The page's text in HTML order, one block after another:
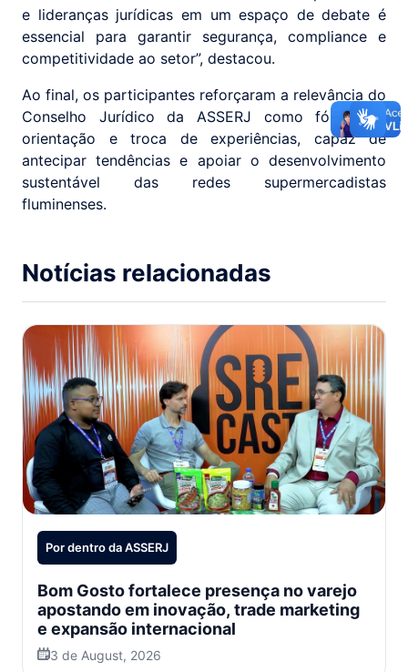
e lideranças jurídicas em um espaço de debate é
essencial para garantir segurança, compliance e
competitividade ao setor”, destacou.
Ao final, os participantes reforçaram a relevância do
Conselho Jurídico da ASSERJ como fórum de
orientação e troca de experiências, capaz de
antecipar tendências e apoiar o desenvolvimento
sustentável das redes supermercadistas
fluminenses.
Notícias relacionadas
Por dentro da ASSERJ
Bom Gosto fortalece presença no varejo
apostando em inovação, trade marketing
e expansão internacional
3 de August, 2026